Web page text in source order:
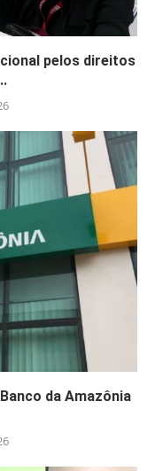
pelos direitos
da Amazônia